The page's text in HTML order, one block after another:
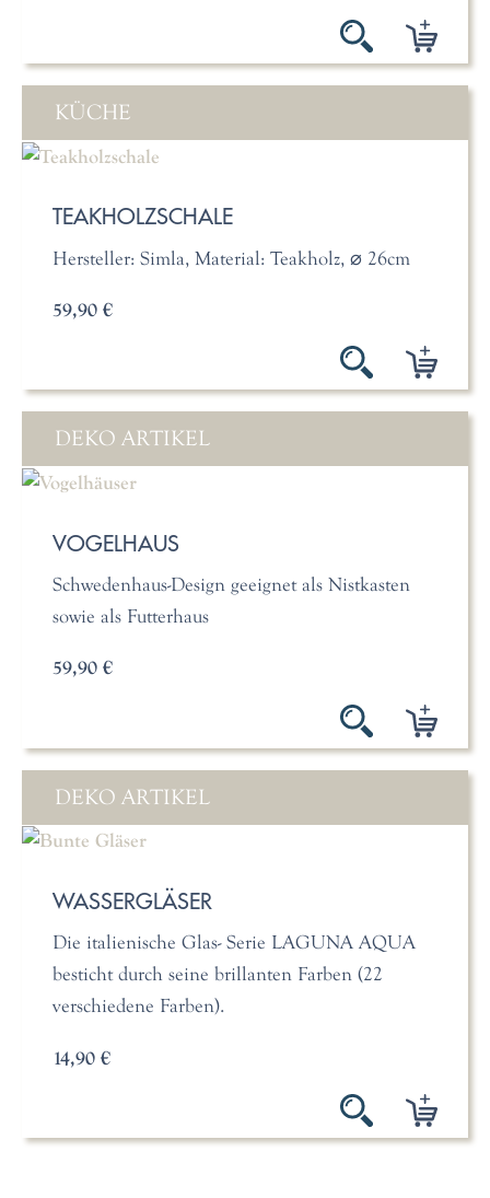
KÜCHE
TEAKHOLZSCHALE
Hersteller: Simla, Material: Teakholz, ⌀ 26cm
59,90 €
DEKO ARTIKEL
VOGELHAUS
Schwedenhaus-Design geeignet als Nistkasten
sowie als Futterhaus
59,90 €
DEKO ARTIKEL
WASSERGLÄSER
Die italienische Glas- Serie LAGUNA AQUA
besticht durch seine brillanten Farben (22
verschiedene Farben).
14,90 €